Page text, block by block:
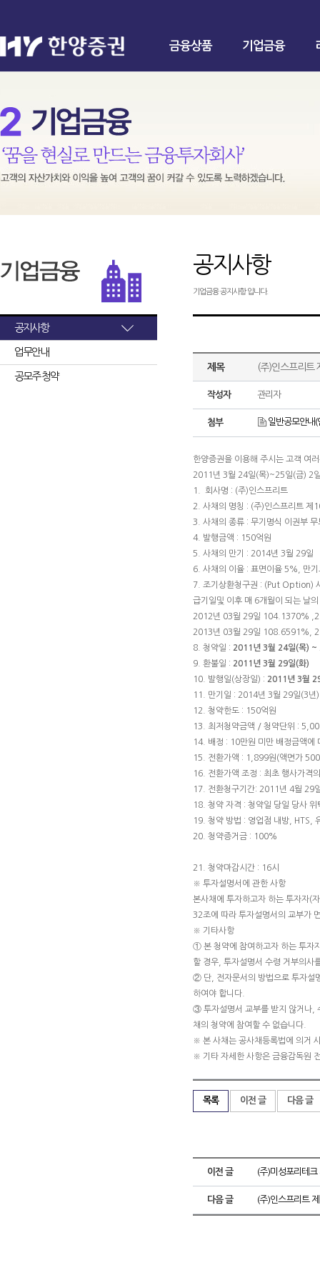
금융상품 기업금융
공지사항
업무안내
공모주 청약
공지사항
기업금융 공지사항 입니다.
제목 (주)인스프리트
작성자 관리자
첨부 일반공모안내(
한양증권을 이용해 주시는 고객 여
2011년 3월 24일(목)~25일(금) 2
1. 회사명 : (주)인스프리트
2. 사채의 명칭 : (주)인스프리트 제
3. 사채의 종류 : 무기명식 이권부 무
4. 발행금액 : 150억원
5. 사채의 만기 : 2014년 3월 29일
6. 사채의 이율 : 표면이율 5%, 만
7. 조기상환청구권 : (Put Option)
급기일및 이후 매 6개월이 되는 날
2012년 03월 29일 104.1370%
2013년 03월 29일 108.6591%,
8. 청약일 : 2011년 3월 24일(목) ~
9. 환불일 : 2011년 3월 29일(화)
10. 발행일(상장일) : 2011년 3월
11. 만기일 : 2014년 3월 29일(3년)
12. 청약한도 : 150억원
13. 최저청약금액 / 청약단위 :
14. 배정 : 10만원 미만 배정금액에
15. 전환가액 : 1,899원(액면가
16. 전환가액 조정 : 최초 행사가격
17. 전환청구기간: 2011년 4월 29
18. 청약 자격 : 청약일 당일 당사
19. 청약 방법 : 영업점 내방, HTS,
20. 청약증거금 : 100%
21. 청약마감시간 : 16시
※ 투자설명서에 관한 사항
본사채에 투자하고자 하는 투자자(
32조에 따라 투자설명서의 교부가
※ 기타사항
① 본 청약에 참여하고자 하는 투자
할 경우, 투자설명서 수령 거부의사
② 단, 전자문서의 방법으로 투자설
하여야 합니다.
③ 투자설명서 교부를 받지 않거나,
채의 청약에 참여할 수 없습니다.
※ 본 사채는 공사채등록법에 의거
※ 기타 자세한 사항은 금융감독원
목록 이전 글 다음 글
이전 글 (주)미성포리테
다음 글 (주)인스프리트